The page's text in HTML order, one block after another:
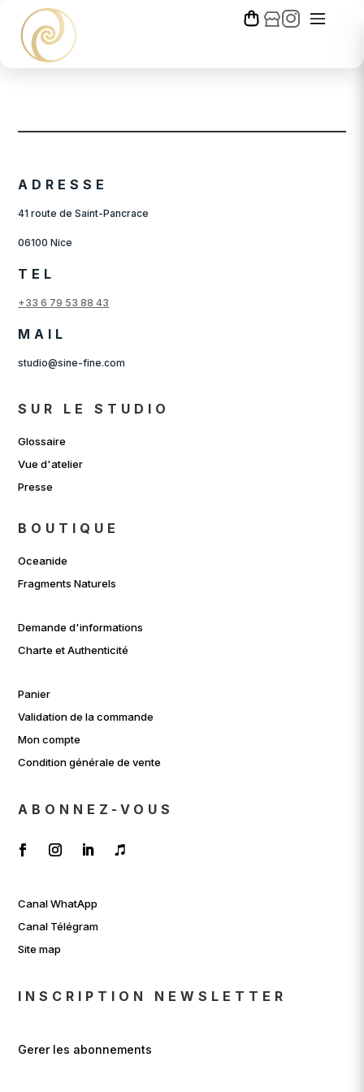
ADRESSE
41 route de Saint-Pancrace
06100 Nice
TEL
+33 6 79 53 88 43
MAIL
studio@sine-fine.com
SUR LE STUDIO
Glossaire
Vue d'atelier
Presse
BOUTIQUE
Oceanide
Fragments Naturels
Demande d'informations
Charte et Authenticité
Panier
Validation de la commande
Mon compte
Condition générale de vente
ABONNEZ-VOUS
Canal WhatApp
Canal Télégram
Site map
INSCRIPTION NEWSLETTER
Gerer les abonnements